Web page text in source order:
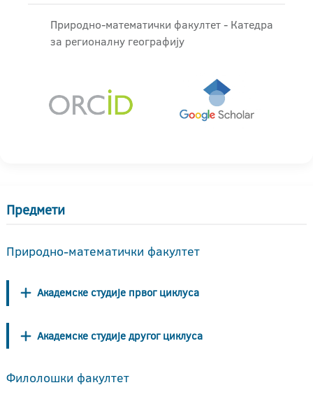
Природно-математички факултет - Катедра
за регионалну географију
Предмети
Природно-математички факултет
Академске студије првог циклуса
Академске студије другог циклуса
Филолошки факултет